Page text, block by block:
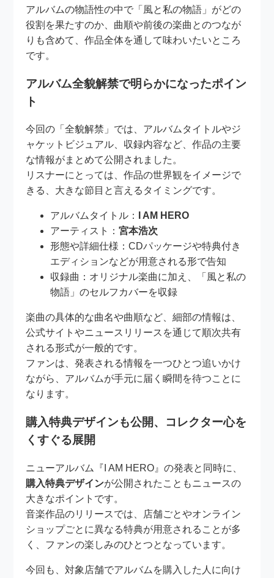
アルバムの物語性の中で「風と私の物語」がどの
役割を果たすのか、曲順や前後の楽曲とのつなが
りも含めて、作品全体を通して味わいたいところ
です。
アルバム全貌解禁で明らかになったポイン
ト
今回の「全貌解禁」では、アルバムタイトルやジ
ャケットビジュアル、収録内容など、作品の主要
な情報がまとめて公開されました。
リスナーにとっては、作品の世界観をイメージで
きる、大きな節目と言えるタイミングです。
アルバムタイトル：
I AM HERO
アーティスト：宮本浩次
形態や詳細仕様：CDパッケージや特典付き
エディションなどが用意される形で告知
収録曲：オリジナル楽曲に加え、「風と私の
物語」のセルフカバーを収録
楽曲の具体的な曲名や曲順など、細部の情報は、
公式サイトやニュースリリースを通じて順次共有
される形式が一般的です。
ファンは、発表される情報を一つひとつ追いかけ
ながら、アルバムが手元に届く瞬間を待つことに
なります。
購入特典デザインも公開、コレクター心を
くすぐる展開
ニューアルバム『I AM HERO』の発表と同時に、
購入特典デザインが公開されたこともニュースの
大きなポイントです。
音楽作品のリリースでは、店舗ごとやオンライン
ショップごとに異なる特典が用意されることが多
く、ファンの楽しみのひとつとなっています。
今回も、対象店舗でアルバムを購入した人に向け